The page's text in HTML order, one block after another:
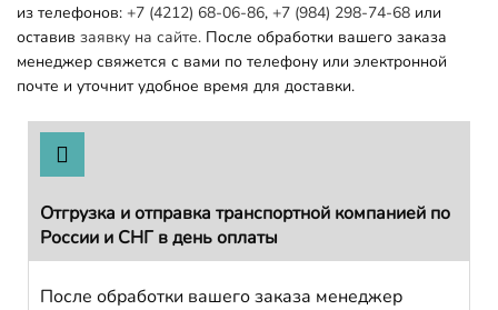
из телефонов: +7 (4212) 68-06-86, +7 (984) 298-74-68 или
оставив заявку на сайте. После обработки вашего заказа
менеджер свяжется с вами по телефону или электронной
почте и уточнит удобное время для доставки.
Отгрузка и отправка транспортной компанией по
России и СНГ в день оплаты
После обработки вашего заказа менеджер